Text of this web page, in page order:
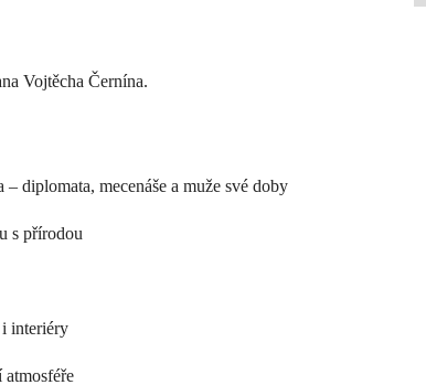
Vojtěcha Černína.
diplomata, mecenáše a muže své doby
s přírodou
interiéry